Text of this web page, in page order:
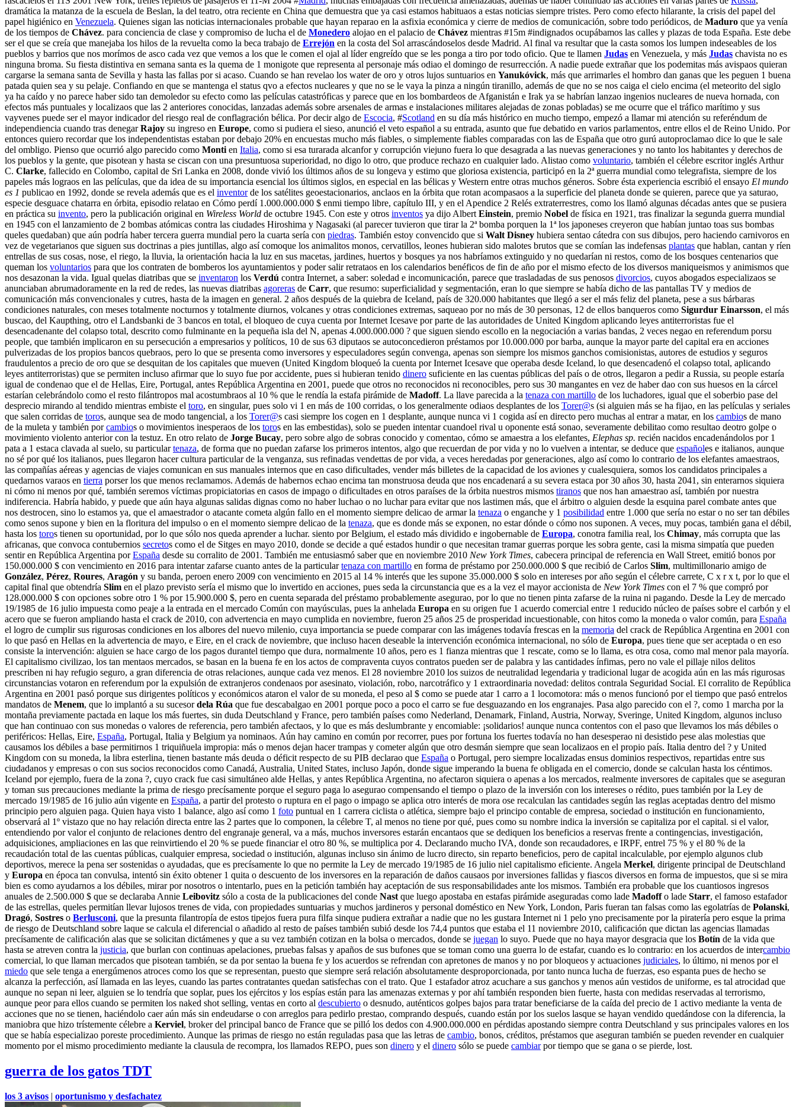
dramática la matanza de la escuela de Beslan, la del teatro, otra reciente en China que demuestra que ya casi estamos habituaos a estas noticias siempre tristes. Pero como efecto hilarante, la crisis del papel del
papel higiénico en Venezuela. Quienes sigan las noticias internacionales probable que hayan reparao en la asfixia económica y cierre de medios de comunicación, sobre todo periódicos, de Maduro que ya venía
de los tiempos de Chávez. para conciencia de clase y compromiso de lucha el de Monedero alojao en el palacio de Chávez mientras #15m #indignados ocupábamos las calles y plazas de toda España. Este debe
ser el que se creía que manejaba los hilos de la revuelta como la beca trabajo de Errejón en la costa del Sol arrascándoselos desde Madrid. Al final va resultar que la casta somos los lumpen indeseables de los
pueblos y barrios que nos morímos de asco cada vez que vemos a los que le comen el ojal al líder engreído que se les ponga a tiro por todo oficio. Que te llamen Judas en Venezuela, y más Judas chavista no es
ninguna broma. Su fiesta distintiva en semana santa es la quema de 1 monigote que representa al personaje más odiao el domingo de resurrección. A nadie puede extrañar que los podemitas más avispaos quieran
cargarse la semana santa de Sevilla y hasta las fallas por si acaso. Cuando se han revelao los water de oro y otros lujos suntuarios en Yanukóvick, más que arrimarles el hombro dan ganas que les peguen 1 buena
patada quien sea y su pelaje. Confiando en que se mantenga el status qvo a efectos nucleares y que no se le vaya la pinza a ningún tiranillo, además de que no se nos caiga el cielo encima (el meteorito del siglo
ya ha caído y no parece haber sido tan demoledor su efecto como las películas catastróficas y parece que en los bombardeos de Afganistán e Irak ya se habrían lanzao ingenios nucleares de nueva hornada, con
efectos más puntuales y localizaos que las 2 anteriores conocidas, lanzadas además sobre arsenales de armas e instalaciones militares alejadas de zonas pobladas) se me ocurre que el tráfico marítimo y sus
vayvenes puede ser el mayor indicador del riesgo real de conflagración bélica. Por decir algo de Escocia, #Scotland en su día más histórico en mucho tiempo, empezó a llamar mi atención su referéndum de
independiencia cuando tras denegarRajoy su ingreso en Europe, como si pudiera el sieso, anunció el veto español a su entrada, asunto que fue debatido en varios parlamentos, entre ellos el de Reino Unido. Por
entonces quiero recordar que los independentistas estaban por debajo 20% en encuestas mucho más fiables, o simplemente fiables comparadas con las de España que otro gurú autoproclamao dice lo que le sale
del ombligo. Pienso que ocurrió algo parecido como Monti en Italia, como si esa turarada alcanfor y corrupción viejuno fuera lo que desagrada a las nuevas generaciones y no tanto los habitantes y derechos de
los pueblos y la gente, que pisotean y hasta se ciscan con una presuntuosa superioridad, no digo lo otro, que produce rechazo en cualquier lado. Alistao como voluntario, también el célebre escritor inglés Arthur
C. Clarke, fallecido en Colombo, capital de Sri Lanka en 2008, donde vivió los últimos años de su longeva y estimo que gloriosa existencia, participó en la 2ª guerra mundial como telegrafista, siempre de los
papeles más lograos en las películas, que da idea de su importancia esencial los últimos siglos, en especial en las bélicas y Western entre otras muchos géneros. Sobre ésta experiencia escribió el ensayo El mundo
es 1 publicao en 1992, donde se revela además que es el inventorde los satélites geoestacionarios, anclaos en la órbita que rotan acompasaos a la superficie del planeta donde se quieren, parece que ya saturao,
especie desguace chatarra en órbita, episodio relatao en Cómo perdí 1.000.000.000 $ enmi tiempo libre, capítulo III, y en el Apendice 2 Relés extraterrestres, como los llamó algunas décadas antes que se pusiera
en práctica su invento, pero la publicación original en Wireless World de octubre 1945. Con este y otros inventos ya dijo Albert Einstein, premio Nobel de física en 1921, tras finalizar la segunda guerra mundial
en 1945 con el lanzamiento de 2 bombas atómicas contra las ciudades Hiroshima y Nagasaki (al parecer tuvieron que tirar la 2ª bomba porquen la 1ª los japoneses creyeron que habían juntao toas sus bombas
queles quedaban) que aún podría haber tercera guerra mundial pero la cuarta sería con piedras. También estoy convencido que si Walt Disney hubiera sentao cátedra con sus dibujos, pero haciendo carnivoros en
vez de vegetarianos que siguen sus doctrinas a pies juntillas, algo así comoque los animalitos monos, cervatillos, leones hubieran sido malotes brutos que se comían las indefensas plantas que hablan, cantan y ríen
entrellas de sus cosas, nose, el riego, la lluvia, la orientación hacia la luz en sus macetas, jardines, huertos y bosques ya nos habríamos extinguido y no quedarían ni restos, como de los bosques centenarios que
queman los voluntarios para que los contraten de bomberos los ayuntamientos y poder salir retrataos en los calendarios benéficos de fin de año por el mismo efecto de los diversos maniqueismos y animismos que
nos desazonan la vida. Igual quelas diatribas que se inventaron los Verdú contra Internet, a saber: soledad e incomunicación, parece que trasladadas de sus penosos divorcios, cuyos abogados especializaos se
anunciaban abrumadoramente en la red de redes, las nuevas diatribas agoreras de Carr, que resumo: superficialidad y segmentación, eran lo que siempre se había dicho de las pantallas TV y medios de
comunicación más convencionales y cutres, hasta de la imagen en general. 2 años después de la quiebra de Iceland, país de 320.000 habitantes que llegó a ser el más feliz del planeta, pese a sus bárbaras
condiciones naturales, con meses totalmente nocturnos y totalmente diurnos, volcanes y otras condiciones extremas, saqueao por no más de 30 personas, 12 de ellos banqueros como Sigurdur Einarsson, el más
buscao, del Kaupthing, otro el Landsbanki de 3 bancos en total, el bloqueo de cuya cuenta por Internet Icesave por parte de las autoridades de United Kingdom aplicando leyes antiterroristas fue el
desencadenante del colapso total, descrito como fulminante en la pequeña isla del N, apenas 4.000.000.000 ? que siguen siendo escollo en la negociación a varias bandas, 2 veces negao en referendum porsu
people, que también implicaron en su persecución a empresarios y políticos, 10 de sus 63 diputaos se autoconcedieron préstamos por 10.000.000 por barba, aunque la mayor parte del capital era en acciones
pulverizadas de los propios bancos quebraos, pero lo que se presenta como inversores y especuladores según convenga, apenas son siempre los mismos ganchos comisionistas, autores de estudios y seguros
fraudulentos a precio de oro que se desquitan de los capitales que mueven (United Kingdom bloqueó la cuenta por Internet Icesave que operaba desde Iceland, lo que desencadenó el colapso total, aplicando
leyes antiterroristas) que se permiten incluso afirmar que lo suyo fue por accidente, pues si hubieran tenido dinero suficiente en las cuentas públicas del país o de otros, llegaron a pedir a Russia, su people estaría
igual de condenao que el de Hellas, Eire, Portugal, antes República Argentina en 2001, puede que otros no reconocidos ni reconocibles, pero sus 30 mangantes en vez de haber dao con sus huesos en la cárcel
estarían celebrándolo como el resto filántropos mal acostumbraos al 10 % que le rendía la estafa pirámide de Madoff. La llave parecida a la tenaza con martillo de los luchadores, igual que el soberbio pase del
desprecio mirando al tendido mientras embiste el toro, en singular, pues solo vi 1 en más de 100 corridas, o los generalmente odiaos desplantes de los Torer@s (si alguien más se ha fijao, en las películas y seriales
que salen corridas de toros, aunque sea de modo tangencial, a los Torer@s casi siempre los cogen en 1 desplante, aunque nunca vi 1 cogida así en directo pero muchas al entrar a matar, en los cambios de mano
de la muleta y también porcambios o movimientos inesperaos de los toros en las embestidas), solo se pueden intentar cuandoel rival u oponente está sonao, severamente debilitao como resultao deotro golpe o
movimiento violento anterior con la testuz. En otro relato de Jorge Bucay, pero sobre algo de sobras conocido y comentao, cómo se amaestra a los elefantes, Elephas sp. recién nacidos encadenándolos por 1
pata a 1 estaca clavada al suelo, su particulartenaza, de forma que no puedan zafarse los primeros intentos, algo que recuerdan de por vida y no lo vuelven a intentar, se deduce que españoles e italianos, aunque
no sé por qué los italianos, pues llegaron hacer cultura particular de la venganza, sus refinadas vendettas de por vida, a veces heredadas por generaciones, algo así como lo contrario de los elefantes amaestraos,
las compañías aéreas y agencias de viajes comunican en sus manuales internos que en caso dificultades, vender más billetes de la capacidad de los aviones y cualesquiera, somos los candidatos principales a
quedarnos varaos en tierra porser los que menos reclamamos. Además de habernos echao encima tan monstruosa deuda que nos encadenará a su severa estaca por 30 años 30, hasta 2041, sin enterarnos siquiera
ni cómo ni menos por qué, también seremos víctimas propiciatorias en casos de impago o dificultades en otros paraíses de la órbita nuestros mismos tiranos que nos han amaestrao así, también por nuestra
indiferencia. Habría habido, y puede que aún haya algunas salidas dignas como no haber luchao o no luchar para evitar que nos lastimen más, que el árbitro o alguien desde la esquina parel combate antes que
nos destrocen, sino lo estamos ya, que el amaestrador o atacante cometa algún fallo en el momento siempre delicao de armar la tenaza o enganche y 1 posibilidad entre 1.000 que sería no estar o no ser tan débiles
como senos supone y bien en la floritura del impulso o en el momento siempre delicao de la tenaza, que es donde más se exponen, no estar dónde o cómo nos suponen. A veces, muy pocas, también gana el débil,
hasta los toros tienen su oportunidad, por lo que sólo nos queda aprender a luchar. siento por Belgium, el estado más dividido e ingobernable de Europa, conotra familia real, los Chimay, más corrupta que las
africanas, que convoca contubernios secretos como el de Sitges en mayo 2010, donde se decide a qué estados hundir o que necesitan tramar guerras porque les sobra gente, casi la misma simpatía que pueden
sentir en República Argentina porEspaña desde su corralito de 2001. También me entusiasmó saber que en noviembre 2010 New York Times, cabecera principal de referencia en Wall Street, emitió bonos por
150.000.000 $ con vencimiento en 2016 para intentar zafarse cuanto antes de la particulartenaza con martillo en forma de préstamo por 250.000.000 $ que recibió de Carlos Slim, multimillonario amigo de
González, Pérez, Roures, Aragón y su banda, peroen enero 2009 con vencimiento en 2015 al 14 % interés que les supone 35.000.000 $ solo en intereses por año según el célebre carrete, C x r x t, por lo que el
capital final que obtendría Slim en el plazo previsto sería el mismo que lo invertido en acciones, pues seda la circunstancia que es a la vez el mayor accionista de New York Times con el 7 % que compró por
128.000.000 $ con opciones sobre otro 1 % por 15.900.000 $, pero en cuenta separada del préstamo probablemente asegurao, por lo que no tienen pinta zafarse de la ruina ni pagando. Desde la Ley de mercado
19/1985 de 16 julio impuesta como peaje a la entrada en el mercado Común con mayúsculas, pues la anhelada Europa en su origen fue 1 acuerdo comercial entre 1 reducido núcleo de países sobre el carbón y el
acero que se fueron ampliando hasta el crack de 2010, con advertencia en mayo cumplida en noviembre, fueron 25 años 25 de prosperidad incuestionable, con hitos como la moneda o valor común, para España
el logro de cumplir sus rigurosas condiciones en los albores del nuevo milenio, cuya importancia se puede comparar con las imágenes todavía frescas en la memoria del crack de República Argentina en 2001 con
lo que pasó en Hellas en la advertencia de mayo, e Eire, en el crack de noviembre, que incluso hacen deseable la intervención económica internacional, no sólo de Europa, pues tiene que ser aceptada o en eso
consiste la intervención: alguien se hace cargo de los pagos durantel tiempo que dura, normalmente 10 años, pero es 1 fianza mientras que 1 rescate, como se lo llama, es otra cosa, como mal menor pala mayoría.
El capitalismo civilizao, los tan mentaos mercados, se basan en la buena fe en los actos de compraventa cuyos contratos pueden ser de palabra y las cantidades ínfimas, pero no vale el pillaje nilos delitos
prescriben ni hay refugio seguro, a gran diferencia de otras relaciones, aunque cada vez menos. El 28 noviembre 2010 los suizos de neutralidad legendaria y tradicional lugar de acogida aún en las más rigurosas
circunstancias votaron en referendum por la expulsión de extranjeros condenaos por asesinato, violación, robo, narcotráfico y 1 extraordinaria novedad: delitos contrala Seguridad Social. El corralito de República
Argentina en 2001 pasó porque sus dirigentes políticos y económicos ataron el valor de su moneda, el peso al $ como se puede atar 1 carro a 1 locomotora: más o menos funcionó por el tiempo que pasó entrelos
mandatos de Menem, que lo implantó a su sucesordela Rúa que fue descabalgao en 2001 porque poco a poco el carro se fue desguazando en los engranajes. Pasa algo parecido con el ?, como 1 marcha por la
montaña previamente pactada en laque los más fuertes, sin duda Deutschland y France, pero también países como Nederland, Denamark, Finland, Austria, Norway, Sveringe, United Kingdom, algunos incluso
que han continuao con sus monedas o valores de referencia, pero también afectaos, y lo que es más deslumbrante y encomiable: ¡solidarios! aunque nunca contentos con el paso que llevamos los más débiles o
periféricos: Hellas, Eire, España, Portugal, Italia y Belgium ya nominaos. Aún hay camino en común por recorrer, pues por fortuna los fuertes todavía no han desesperao ni desistido pese alas molestias que
causamos los débiles a base permitirnos 1 triquiñuela impropia: más o menos dejan hacer trampas y cometer algún que otro desmán siempre que sean localizaos en el propio país. Italia dentro del ? y United
Kingdom con su moneda, la libra esterlina, tienen bastante más deuda o déficit respecto de su PIB declarao que España o Portugal, pero siempre localizadas ensus dominios respectivos, repartidas entre sus
ciudadanos y empresas o con sus socios reconocidos como Canadá, Australia, United States, incluso Japón, donde sigue imperando la buena fe obligada en el comercio, donde se calculan hasta los céntimos.
Iceland por ejemplo, fuera de la zona ?, cuyo crack fue casi simultáneo alde Hellas, y antes República Argentina, no afectaron siquiera o apenas a los mercados, realmente inversores de capitales que se aseguran
y toman sus precauciones mediante la prima de riesgo precísamente porque el seguro paga lo asegurao compensando el tiempo o plazo de la inversión con los intereses o rédito, pues también por la Ley de
mercado 19/1985 de 16 julio aún vigente en España, a partir del protesto o ruptura en el pago o impago se aplica otro interés de mora ose recalculan las cantidades según las reglas aceptadas dentro del mismo
principio pero alguien paga. Quien haya visto 1 balance, algo así como 1 foto puntual en 1 carrera ciclista o atlética, siempre bajo el principo contable de empresa, sociedad o institución en funcionamiento,
observará al 1º vistazo que no hay relación directa entre las 2 partes que lo componen, la célebre T, al menos no tiene por qué, pues como su nombre indica la inversión se capitaliza por el capital. si el valor,
entendiendo por valor el conjunto de relaciones dentro del engranaje general, va a más, muchos inversores estarán encantaos que se dediquen los beneficios a reservas frente a contingencias, investigación,
adquisiciones, ampliaciones en las que reinvirtiendo el 20 % se puede financiar el otro 80 %, se multiplica por 4. Declarando mucho IVA, donde son recaudadores, e IRPF, entrel 75 % y el 80 % de la
recaudación total de las cuentas públicas, cualquier empresa, sociedad o institución, algunas incluso sin ánimo de lucro directo, sin reparto beneficios, pero de capital incalculable, por ejemplo algunos club
deportivos, merece la pena ser sostenidas o ayudadas, que es precísamente lo que no permite la Ley de mercado 19/1985 de 16 julio niel capitalismo eficiente. Angela Merkel, dirigente principal de Deutschland
y Europa en época tan convulsa, intentó sin éxito obtener 1 quita o descuento de los inversores en la reparación de daños causaos por inversiones fallidas y fiascos diversos en forma de impuestos, que si se mira
bien es como ayudarnos a los débiles, mirar por nosotros o intentarlo, pues en la petición también hay aceptación de sus responsabilidades ante los mismos. También era probable que los cuantiosos ingresos
anuales de 2.500.000 $ que se declaraba Annie Leibovitz sólo a costa de la publicaciones del conde Nast que luego apostaba en estafas pirámide aseguradas como lade Madoffo lade Starr, el famoso estafador
de las estrellas, queles permitían llevar lujosos trenes de vida, con propiedades suntuarias y muchos jardineros y personal doméstico en New York, London, Paris fueran tan falsas como las egolatrías de Polanski,
Dragó, Sostres o Berlusconi, que la presunta filantropía de estos tipejos fuera pura filfa sinque pudiera extrañar a nadie que no les gustara Internet ni 1 pelo yno precisamente por la piratería pero esque la prima
de riesgo de Deutschland sobre laque se calcula el diferencial o añadido al resto de países también subió desde los 74,4 puntos que estaba el 11 noviembre 2010, calificación que dictan las agencias llamadas
precísamente de calificación alas que se solicitan dictámenes y que a su vez también cotizan en la bolsa o mercados, donde se juegan lo suyo. Puede que no haya mayor desgracia que los Botín de la vida que
hasta se atreven contra la justicia, que burlan con continuas apelaciones, pruebas falsas y apaños de sus bufones que se toman como una guerra lo de estafar, cuando es lo contrario: en los acuerdos de intercambio
comercial, lo que llaman mercados que pisotean también, se da por sentao la buena fe y los acuerdos se refrendan con apretones de manos y no por bloqueos y actuaciones judiciales, lo último, ni menos por el
miedo que sele tenga a energúmenos atroces como los que se representan, puesto que siempre será relación absolutamente desproporcionada, por tanto nunca lucha de fuerzas, eso espanta pues de hecho se
alcanza la perfección, así llamada en las leyes, cuando las partes contratantes quedan satisfechas con el trato. Que 1 estafador atroz acuchare a sus ganchos y menos aún vestidos de uniforme, es tal atrocidad que
aunque no sepan ni leer, alguien se lo tendría que soplar, pues los ejércitos y los espías están para las amenazas externas y por ahí también responden bien fuerte, hasta con medidas reservadas al terrorismo,
aunque peor para ellos cuando se permiten los naked shot selling, ventas en corto al descubierto o desnudo, auténticos golpes bajos para tratar beneficiarse de la caída del precio de 1 activo mediante la venta de
acciones que no se tienen, haciéndolo caer aún más sin endeudarse o con arreglos para pedirlo prestao, comprando después, cuando están por los suelos lasque se hayan vendido quedándose con la diferencia, la
maniobra que hizo trístemente célebre a Kerviel, broker del principal banco de France que se pilló los dedos con 4.900.000.000 en pérdidas apostando siempre contra Deutschland y sus principales valores en los
que se había especializao poreste procedimiento. Aunque las primas de riesgo no están reguladas pasa que las letras de cambio, bonos, créditos, préstamos que aseguran también se pueden revender en cualquier
momento por el mismo procedimiento mediante la clausula de recompra, los llamados REPO, pues son dinero y el dinero sólo se puede cambiarpor tiempo que se gana o se pierde, lost.
guerra de los gatos TDT
los 3 avisos | oportunismo y desfachatez